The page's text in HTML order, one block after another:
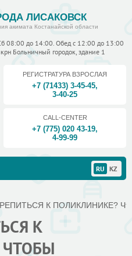
ЛИСАКОВСК
акимата Костанайской области
08:00 до 14:00. Обед с 12:00 до 13:00
Больничный городок, здание 1
РЕГИСТРАТУРА ВЗРОСЛАЯ
+7 (71433) 3-45-45,
3-40-25
CALL-CENTER
+7 (775) 020 43-19,
4-99-99
RU KZ
К ПОЛИКЛИНИКЕ?
К